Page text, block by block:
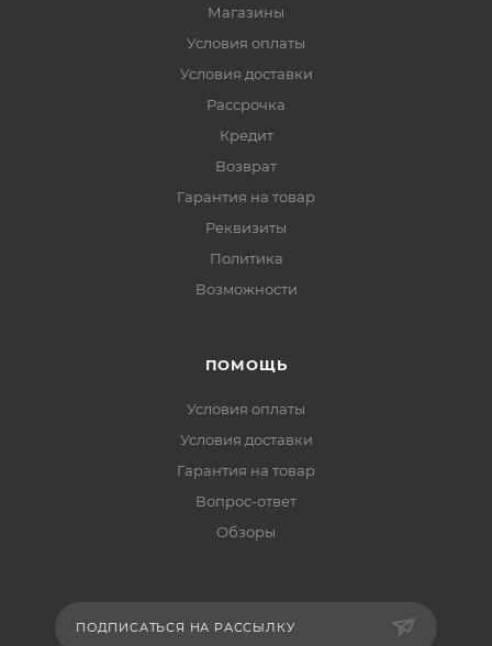
Магазины
Условия оплаты
Условия доставки
Рассрочка
Кредит
Возврат
Гарантия на товар
Реквизиты
Политика
Возможности
ПОМОЩЬ
Условия оплаты
Условия доставки
Гарантия на товар
Вопрос-ответ
Обзоры
ПОДПИСАТЬСЯ НА РАССЫЛКУ